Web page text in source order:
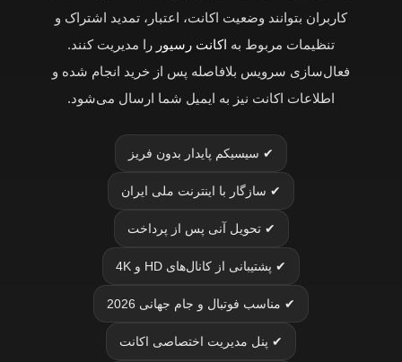
کاربران بتوانند وضعیت اکانت، اعتبار، تمدید اشتراک و
تنظیمات مربوط به اکانت رسیور را مدیریت کنند.
فعال‌سازی سرویس بلافاصله پس از خرید انجام شده و
اطلاعات اکانت نیز به ایمیل شما ارسال می‌شود.
✔ سیسیکم پایدار بدون فریز
✔ سازگار با اینترنت ملی ایران
✔ تحویل آنی پس از پرداخت
✔ پشتیبانی از کانال‌های HD و 4K
✔ مناسب فوتبال و جام جهانی 2026
✔ پنل مدیریت اختصاصی اکانت